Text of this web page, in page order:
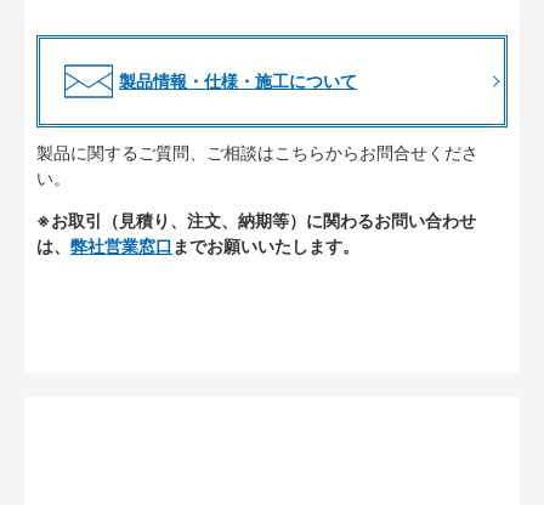
製品情報・仕様・施工について
製品に関するご質問、ご相談はこちらからお問合せくださ
い。
※お取引（見積り、注文、納期等）に関わるお問い合わせ
は、 弊社営業窓口 までお願いいたします。